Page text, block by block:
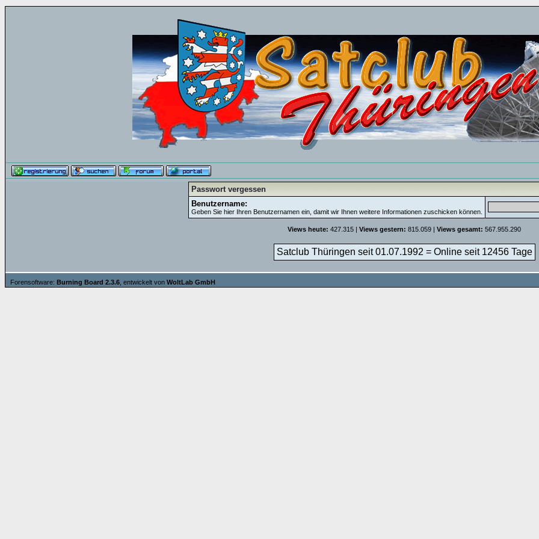
Passwort vergessen
Benutzername:
Geben Sie hier Ihren Benutzernamen ein, damit wir Ihnen weitere Informationen zuschicken können.
Views heute: 427.315 | Views gestern: 815.059 | Views gesamt: 567.955.290
Satclub Thüringen seit 01.07.1992 = Online seit 12456 Tage
Forensoftware: Burning Board 2.3.6 , entwickelt von WoltLab GmbH